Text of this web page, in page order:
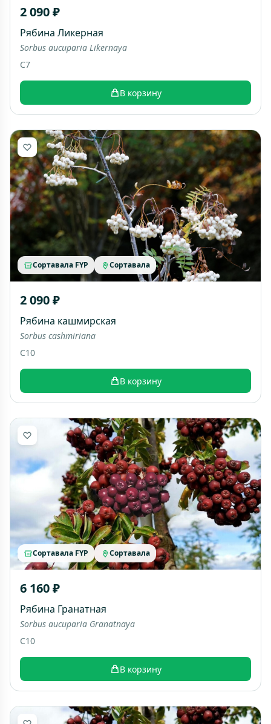
2 090 ₽
Рябина Ликерная
Sorbus aucuparia Likernaya
C7
В корзину
Сортавала FYP Сортавала
2 090 ₽
Рябина кашмирская
Sorbus cashmiriana
C10
В корзину
Сортавала FYP Сортавала
6 160 ₽
Рябина Гранатная
Sorbus aucuparia Granatnaya
C10
В корзину